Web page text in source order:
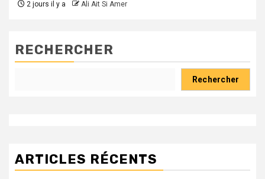
2 jours il y a Ali Ait Si Amer
RECHERCHER
Rechercher
ARTICLES RÉCENTS